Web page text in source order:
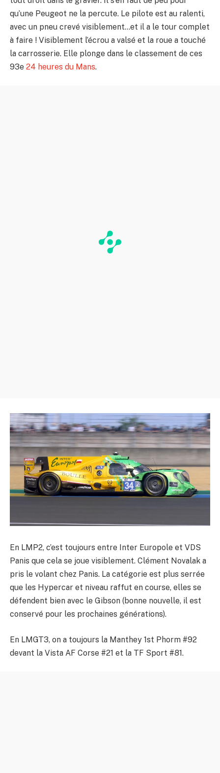
qu’une Peugeot ne la percute. Le pilote est au ralenti,
avec un pneu crevé visiblement…et il a le tour complet
à faire ! Visiblement l’écrou a valsé et la roue a touché
la carrosserie. Elle plonge dans le classement de ces
93e 24 heures du Mans.
En LMP2, c’est toujours entre Inter Europole et VDS
Panis que cela se joue visiblement. Clément Novalak a
pris le volant chez Panis. La catégorie est plus serrée
que les Hypercar et niveau raffut en course, elles se
défendent bien avec le Gibson (bonne nouvelle, il est
conservé pour les prochaines générations).
En LMGT3, on a toujours la Manthey 1st Phorm #92
devant la Vista AF Corse #21 et la TF Sport #81.